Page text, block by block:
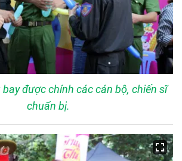
được chính các cán bộ, chiến sĩ
chuẩn bị.